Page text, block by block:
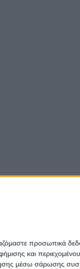
προσωπικά
και
μέσω σάρωσης